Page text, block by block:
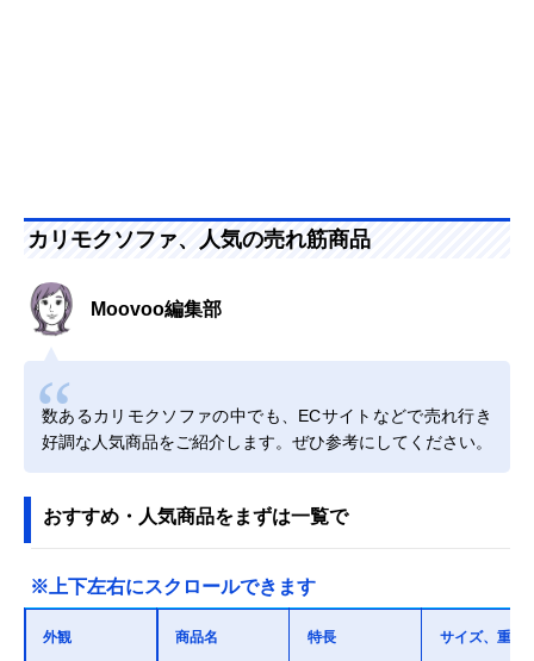
カリモクソファ、人気の売れ筋商品
Moovoo編集部
数あるカリモクソファの中でも、ECサイトなどで売れ行き
好調な人気商品をご紹介します。ぜひ参考にしてください。
おすすめ・人気商品をまずは一覧で
※上下左右にスクロールできます
外観 商品名 特長 サイズ、重さ